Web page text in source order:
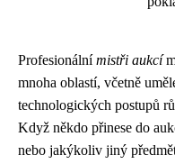
Profesionální mistři aukcí
mnoha oblastí, včetně
technologických postupů
Když někdo přinese do
nebo jakýkoliv jiný